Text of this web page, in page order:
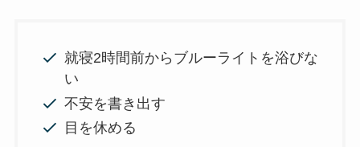
就寝2時間前からブルーライトを浴びな
い
不安を書き出す
目を休める